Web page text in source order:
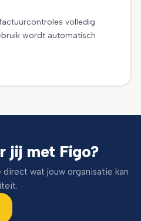
volledig
wordt automatisch
jij met Figo?
wat jouw organisatie kan